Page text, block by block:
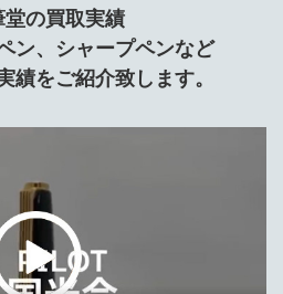
堂の買取実績
ン、シャープペンなど
績をご紹介致します。